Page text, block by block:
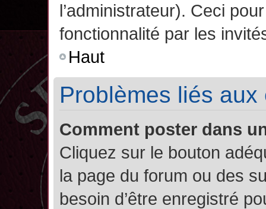
l’administrateur). Ceci
fonctionnalité par les
Haut
Problèmes liés
Comment poster dans
Cliquez sur le bouton
la page du forum ou des
besoin d’être enregistré